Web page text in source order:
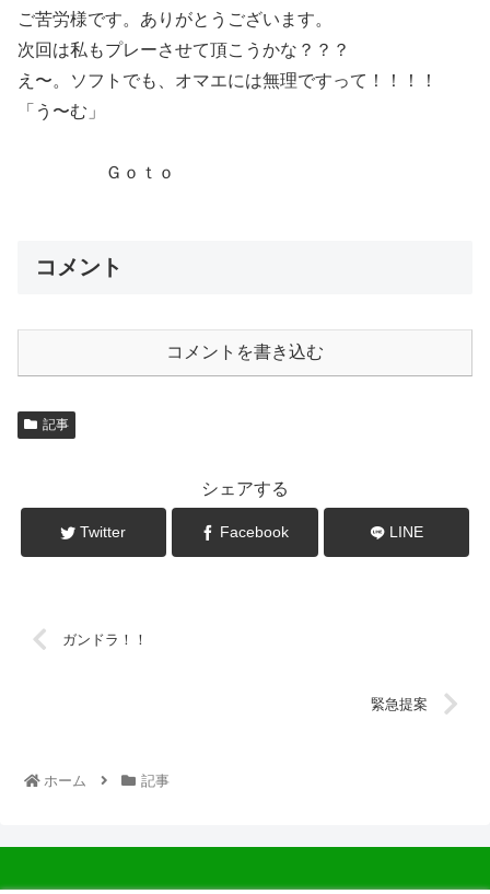
ご苦労様です。ありがとうございます。
次回は私もプレーさせて頂こうかな？？？
え〜。ソフトでも、オマエには無理ですって！！！！
「う〜む」
Ｇｏｔｏ
コメント
コメントを書き込む
記事
シェアする
Twitter Facebook LINE
ガンドラ！！
緊急提案
ホーム 記事